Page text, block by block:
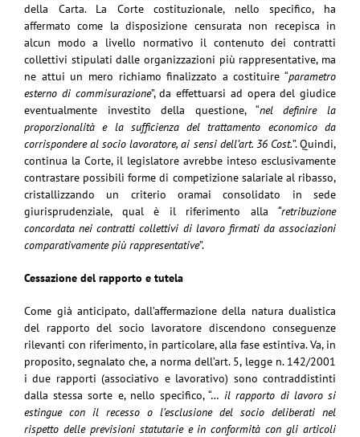
della Carta. La Corte costituzionale, nello specifico, ha
affermato come la disposizione censurata non recepisca in
alcun modo a livello normativo il contenuto dei contratti
collettivi stipulati dalle organizzazioni più rappresentative, ma
ne attui un mero richiamo finalizzato a costituire “parametro
esterno di commisurazione”, da effettuarsi ad opera del giudice
eventualmente investito della questione, “nel definire la
proporzionalità e la sufficienza del trattamento economico da
corrispondere al socio lavoratore, ai sensi dell’art. 36 Cost.”. Quindi,
continua la Corte, il legislatore avrebbe inteso esclusivamente
contrastare possibili forme di competizione salariale al ribasso,
cristallizzando un criterio oramai consolidato in sede
giurisprudenziale, qual è il riferimento alla “retribuzione
concordata nei contratti collettivi di lavoro firmati da associazioni
comparativamente più rappresentative”.
Cessazione del rapporto e tutela
Come già anticipato, dall’affermazione della natura dualistica
del rapporto del socio lavoratore discendono conseguenze
rilevanti con riferimento, in particolare, alla fase estintiva. Va, in
proposito, segnalato che, a norma dell’art. 5, legge n. 142/2001
i due rapporti (associativo e lavorativo) sono contraddistinti
dalla stessa sorte e, nello specifico, “… il rapporto di lavoro si
estingue con il recesso o l’esclusione del socio deliberati nel
rispetto delle previsioni statutarie e in conformità con gli articoli